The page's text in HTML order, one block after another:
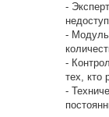
-
-
-
тех, кто
-